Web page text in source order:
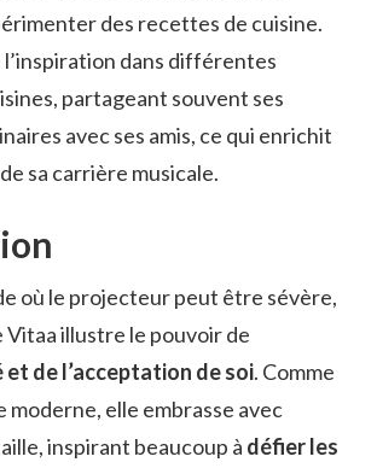
des recettes de cuisine.
l’inspiration dans différentes
partageant souvent ses
avec ses amis, ce qui enrichit
sa carrière musicale.
où le projecteur peut être sévère,
Vitaa illustre le pouvoir de
de l’acceptation de soi. Comme
moderne, elle embrasse avec
inspirant beaucoup à défier les